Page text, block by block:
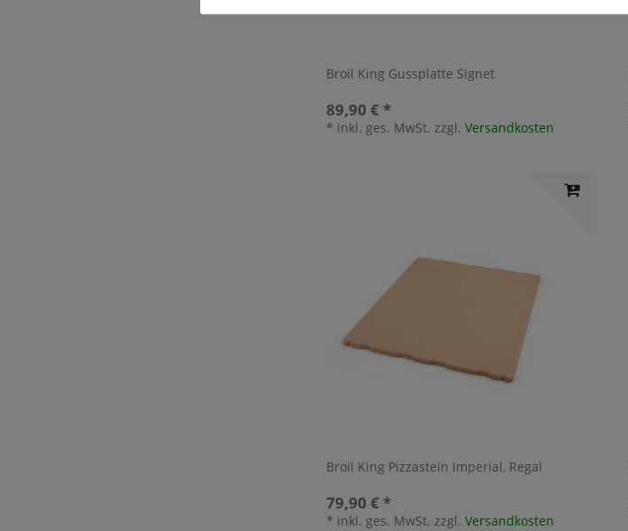
Broil King Gussplatte Signet
89,90 € *
* inkl. ges. MwSt. zzgl.Versandkosten
Broil King Pizzastein Imperial, Regal
79,90 € *
* inkl. ges. MwSt. zzgl.Versandkosten